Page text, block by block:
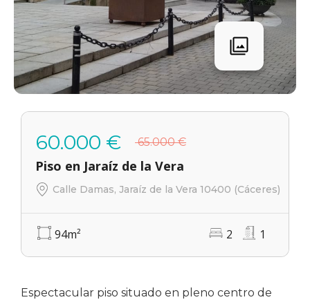
60.000 € 65.000 €
Piso en Jaraíz de la Vera
Calle Damas, Jaraíz de la Vera 10400 (Cáceres)
2 1
94m²
Espectacular piso situado en pleno centro de